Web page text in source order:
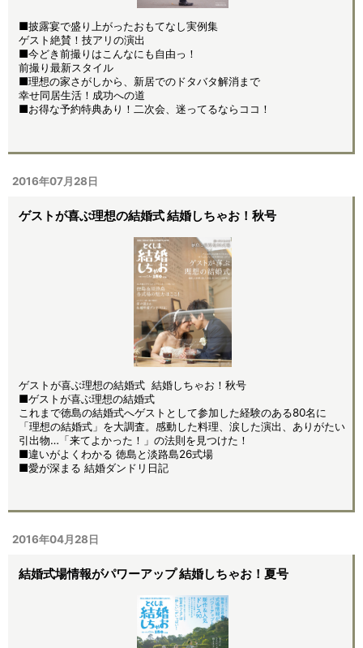
■披露宴で盛り上がったおもてなし実例集
ゲスト絶賛！技アリの演出
■今どき前撮りはこんなにも自由っ！
前撮り最新スタイル
■理想の家さがしから、新居でのドタバタ解消まで
幸せ同居生活！成功への道
■お得な予約特典あり！二次会、迷ってるならココ！
2016年07月28日
ゲストが喜ぶ理想の結婚式 結婚しちゃお！秋号
ゲストが喜ぶ理想の結婚式 結婚しちゃお！秋号
■ゲストが喜ぶ理想の結婚式
これまで徳島の結婚式へゲストとして参加した経験のある80名に
「理想の結婚式」を大調査。感動した料理、涙した演出、ありがたい
引出物…「来てよかった！」の法則を見つけた！
■違いがよくわかる 徳島と淡路島26式場
■愛が深まる 結婚ダンドリ日記
2016年04月28日
結婚式場情報がパワーアップ 結婚しちゃお！夏号